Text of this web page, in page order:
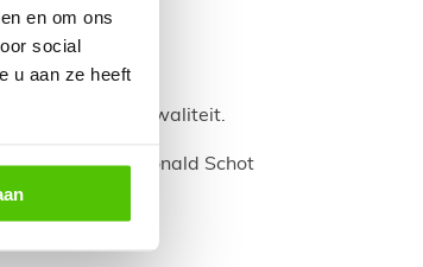
en om ons
social
u aan ze heeft
10
℃ en 25℃).
zo behoudt u de kwaliteit.
van Ronald Schot